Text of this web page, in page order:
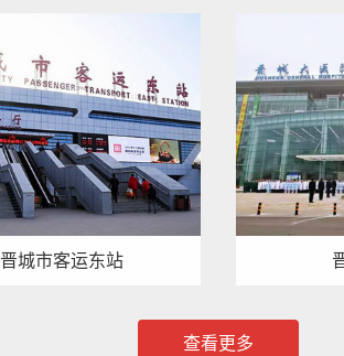
晋城市客运东站
查看更多